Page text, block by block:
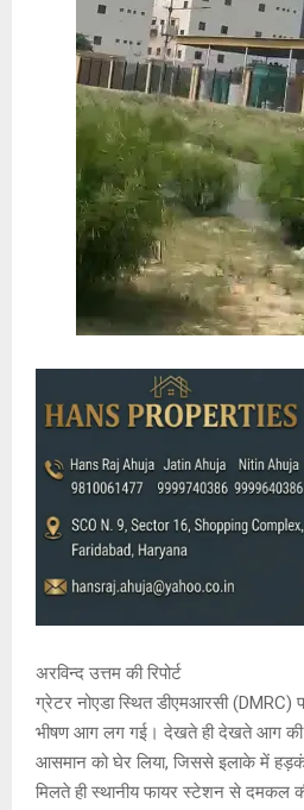
अरविन्द उत्तम की रिपोर्ट
ग्रेटर नोएडा स्थित डीएमआरसी
भीषण आग लग गई। देखते ही देखते आग
आसमान को घेर लिया, जिससे इलाके में
मिलते ही स्थानीय फायर स्टेशन से दमकल